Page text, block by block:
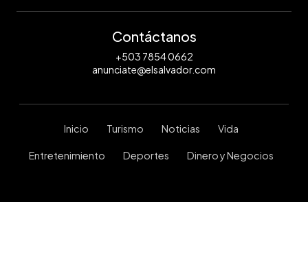
Contáctanos
+503 7854 0662
anunciate@elsalvador.com
Inicio Turismo Noticias Vida
Entretenimiento Deportes Dinero y Negocios